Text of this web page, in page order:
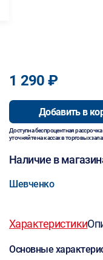
1 290 ₽
Добавить в
Доступна беспроцентная
уточняйте на кассах в торговых
Наличие в
Шевченко
Характеристики
Основные